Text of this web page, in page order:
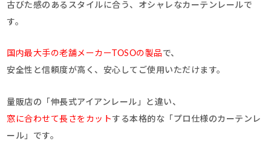
古びた感のあるスタイルに合う、オシャレなカーテンレールで
す。
国内最大手の老舗メーカーTOSOの製品 で、
安全性と信頼度が高く、安心してご使用いただけます。
量販店の「伸長式アイアンレール」と違い、
窓に合わせて長さをカットする本格的な「プロ仕様のカーテンレ
ール」です。